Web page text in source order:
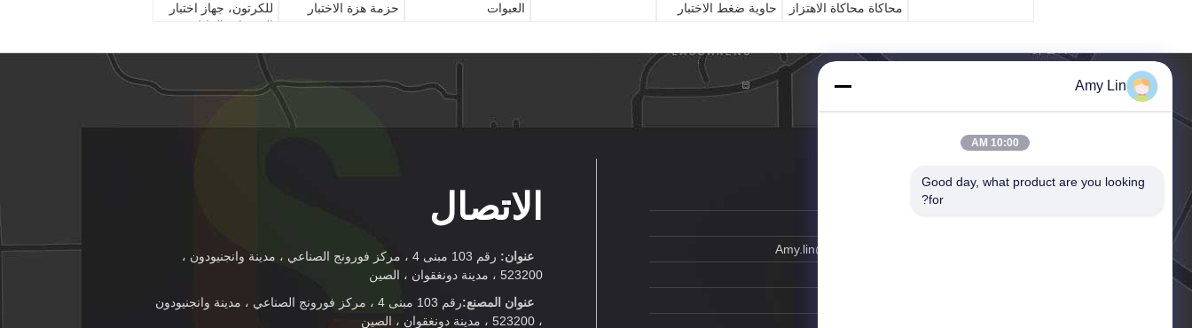
للكرتون، جهاز اختبار
الصدمات المائلة
حزمة هزة الاختبار
العبوات
حاوية ضغط الاختبار
محاكاة محاكاة الاهتزاز
الاتصال
عنوان:
رقم 103 مبنى 4 ، مركز فورونج الصناعي ، مدينة وانجنيودون ،
523200 ، مدينة دونغقوان ، الصين
عنوان المصنع:
رقم 103 مبنى 4 ، مركز فورونج الصناعي ، مدينة وانجنيودون
، 523200 ، مدينة دونغقوان ، الصين
Amy.lin@infinity-machine.com
Amy Lin
10:00 AM
Good day, what product are you looking
for?